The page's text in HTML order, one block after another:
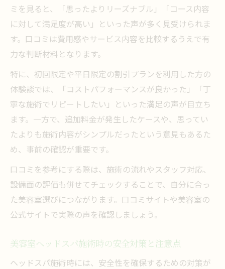
ミを見ると、「思ったよりリーズナブル」「コース内容
に対して満足度が高い」といった声が多く見受けられま
す。口コミは費用感やサービス内容を比較するうえで有
力な判断材料となります。
特に、初回限定や平日限定の割引プランを利用した方の
体験談では、「コストパフォーマンスが良かった」「丁
寧な施術でリピートしたい」といった満足の声が目立ち
ます。一方で、追加料金が発生したケースや、思ってい
たよりも施術内容がシンプルだったという意見もあるた
め、事前の確認が重要です。
口コミを参考にする際は、施術の流れやスタッフ対応、
設備面の評価も併せてチェックすることで、自分に合っ
た美容室選びにつながります。口コミサイトや美容室の
公式サイトで実際の声を確認しましょう。
美容室ヘッドスパ施術時の安全対策と注意点
ヘッドスパ施術時には、安全性を確保するための対策が